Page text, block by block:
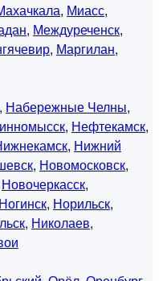
, Миасс,
, Междуреченск,
, Маргилан,
, Набережные Челны,
, Нефтекамск,
, Нижний
, Новомосковск,
Новочеркасск,
Ногинск, Норильск,
, Николаев,